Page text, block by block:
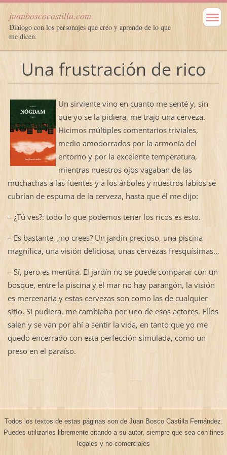
juanboscocastilla.com
Dialogo con los personajes que creo y aprendo de lo que
me dicen.
Una frustración de rico
Un sirviente vino en cuanto me senté y, sin
que yo se la pidiera, me trajo una cerveza.
Hicimos múltiples comentarios triviales,
medio amodorrados por la armonía del
entorno y por la excelente temperatura,
mientras nuestros ojos vagaban de las
muchachas a las fuentes y a los árboles y nuestros labios se
cubrían de espuma de la cerveza, hasta que él me dijo:
– ¿Tú ves?: todo lo que podemos tener los ricos es esto.
– Es bastante, ¿no crees? Un jardín precioso, una piscina
magnífica, una visión deliciosa, unas cervezas fresquísimas…
– Sí, pero es mentira. El jardín no se puede comparar con un
bosque, entre la piscina y el mar no hay parangón, la visión
es mercenaria y estas cervezas son como las de cualquier
sitio. Si pudiera, me cambiaba por uno de esos actores. Ellos
salen y se van por ahí a sentir la vida, en tanto que yo me
quedo encerrado con esta perfección simulada, como un
preso en el paraíso.
Todos los textos de estas páginas son de Juan Bosco Castilla Fernández.
Puedes utilizarlos libremente citando a su autor, siempre que sea con fines
legales y no comerciales